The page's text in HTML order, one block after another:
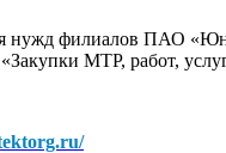
нужд филиалов ПАО
«Закупки МТР, работ,